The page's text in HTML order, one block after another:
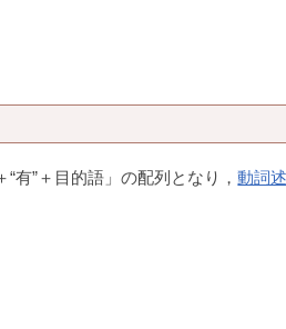
“有”＋目的語」の配列となり，動詞